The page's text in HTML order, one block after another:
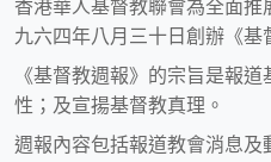
香港華人基督教聯會為全面
九六四年八月三十日創辦《基
《基督教週報》的宗旨是報
性；及宣揚基督教真理。
週報內容包括報道教會消息